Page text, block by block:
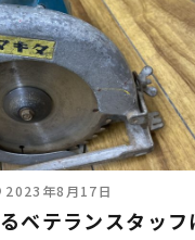
2023年8月17日
ベテランスタッフ